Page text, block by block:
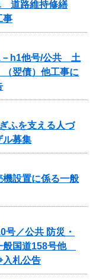
道路維持修繕
事
－h1他号/公共 土
翌債）他工事に
ふを支える人づ
ル募集
設置に係る一般
号／公共 防災・
般国道158号他
入札公告